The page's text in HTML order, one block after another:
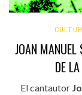
JOAN MANUEL
DE
El cantautor